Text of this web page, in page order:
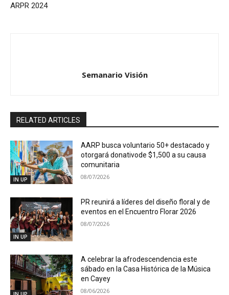
ARPR 2024
Semanario Visión
RELATED ARTICLES
IN UP
AARP busca voluntario 50+ destacado y
otorgará donativode $1,500 a su causa
comunitaria
08/07/2026
IN UP
PR reunirá a líderes del diseño floral y de
eventos en el Encuentro Florar 2026
08/07/2026
A celebrar la afrodescendencia este
sábado en la Casa Histórica de la Música
en Cayey
08/06/2026